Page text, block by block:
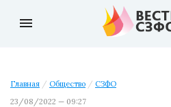
menu
Главная / Общество / СЗФО
23/08/2022 — 09:27